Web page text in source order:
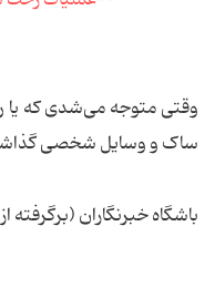
وقتی متوجه می‌شدی که یا
ساک و وسایل شخصی
باشگاه خبرنگاران (برگرفته